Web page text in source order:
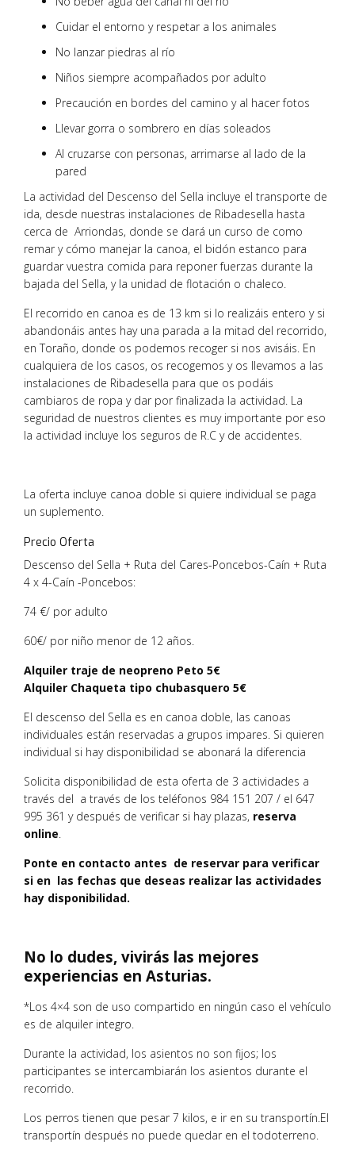
Cuidar el entorno y respetar a los animales
No lanzar piedras al río
Niños siempre acompañados por adulto
Precaución en bordes del camino y al hacer fotos
Llevar gorra o sombrero en días soleados
Al cruzarse con personas, arrimarse al lado de la
pared
La actividad del Descenso del Sella incluye el transporte de
ida, desde nuestras instalaciones de Ribadesella hasta
cerca de Arriondas, donde se dará un curso de como
remar y cómo manejar la canoa, el bidón estanco para
guardar vuestra comida para reponer fuerzas durante la
bajada del Sella, y la unidad de flotación o chaleco.
El recorrido en canoa es de 13 km si lo realizáis entero y si
abandonáis antes hay una parada a la mitad del recorrido,
en Toraño, donde os podemos recoger si nos avisáis. En
cualquiera de los casos, os recogemos y os llevamos a las
instalaciones de Ribadesella para que os podáis
cambiaros de ropa y dar por finalizada la actividad. La
seguridad de nuestros clientes es muy importante por eso
la actividad incluye los seguros de R.C y de accidentes.
La oferta incluye canoa doble si quiere individual se paga
un suplemento.
Precio Oferta
Descenso del Sella + Ruta del Cares-Poncebos-Caín + Ruta
4 x 4-Caín -Poncebos:
74 €/ por adulto
60€/ por niño menor de 12 años.
Alquiler traje de neopreno Peto 5€
Alquiler Chaqueta tipo chubasquero 5€
El descenso del Sella es en canoa doble, las canoas
individuales están reservadas a grupos impares. Si quieren
individual si hay disponibilidad se abonará la diferencia
Solicita disponibilidad de esta oferta de 3 actividades a
través del a través de los teléfonos 984 151 207 / el 647
995 361 y después de verificar si hay plazas, reserva
online
Ponte en contacto antes de reservar para verificar
si en las fechas que deseas realizar las actividades
hay disponibilidad.
No lo dudes, vivirás las mejores
experiencias en Asturias.
*Los 4×4 son de uso compartido en ningún caso el vehículo
es de alquiler integro.
Durante la actividad, los asientos no son fijos; los
participantes se intercambiarán los asientos durante el
recorrido.
Los perros tienen que pesar 7 kilos, e ir en su transportín.El
transportín después no puede quedar en el todoterreno.